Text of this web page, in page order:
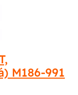
M186-991